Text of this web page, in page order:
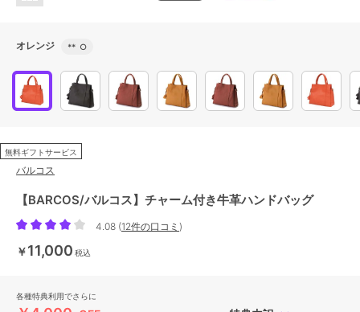
オレンジ ** ○
無料ギフトサービス
バルコス
【BARCOS/バルコス】チャーム付き牛革ハンドバッグ
4.08 (12件の口コミ )
￥11,000 税込
各種特典利用でさらに